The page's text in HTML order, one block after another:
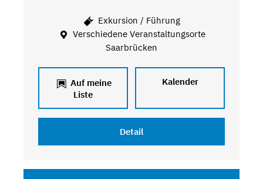
Exkursion / Führung
Verschiedene Veranstaltungsorte
Saarbrücken
Auf meine
Liste
Kalender
Detail